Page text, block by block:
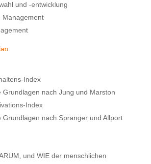
und -entwicklung
Management
Index
Grundlagen nach Jung und Marston
Index
Grundlagen nach Spranger und Allport
und WIE der menschlichen